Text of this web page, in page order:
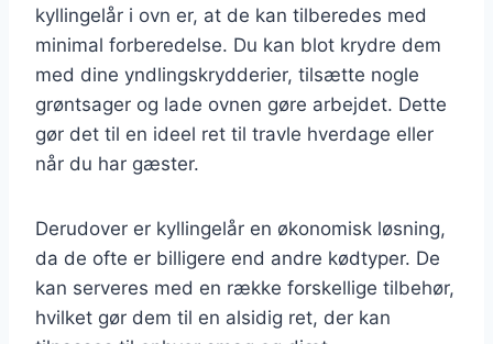
kyllingelår i ovn er, at de kan tilberedes med
minimal forberedelse. Du kan blot krydre dem
med dine yndlingskrydderier, tilsætte nogle
grøntsager og lade ovnen gøre arbejdet. Dette
gør det til en ideel ret til travle hverdage eller
når du har gæster.
Derudover er kyllingelår en økonomisk løsning,
da de ofte er billigere end andre kødtyper. De
kan serveres med en række forskellige tilbehør,
hvilket gør dem til en alsidig ret, der kan